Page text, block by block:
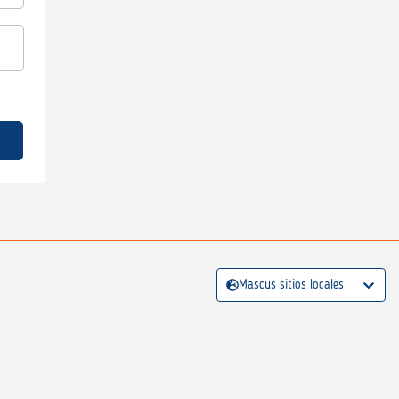
Mascus sitios locales